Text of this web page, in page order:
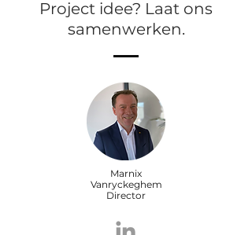
Project idee? Laat ons
samenwerken.
Marnix
Vanryckeghem
Director